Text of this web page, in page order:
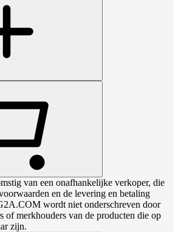
van een onafhankelijke verkoper, die
en de levering en betaling
wordt niet onderschreven door
of merkhouders van de producten die op
zijn.